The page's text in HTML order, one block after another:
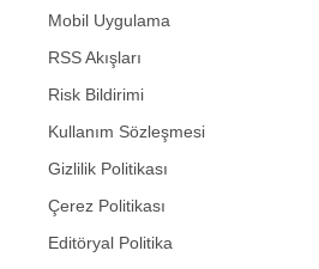
Mobil Uygulama
RSS Akışları
Risk Bildirimi
Kullanım Sözleşmesi
Gizlilik Politikası
Çerez Politikası
Editöryal Politika